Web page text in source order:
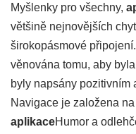
Myšlenky pro všechny,
většině nejnovějších
širokopásmové
věnována tomu, aby
byly napsány pozitivním
Navigace je založena
aplikaceHumor a